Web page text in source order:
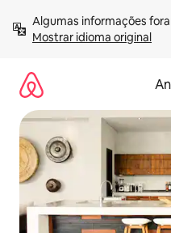
para
Mostrar idioma original